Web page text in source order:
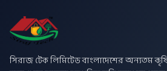
সিরাজ টেক লিমিটেড বাংলাদেশের অন্যতম